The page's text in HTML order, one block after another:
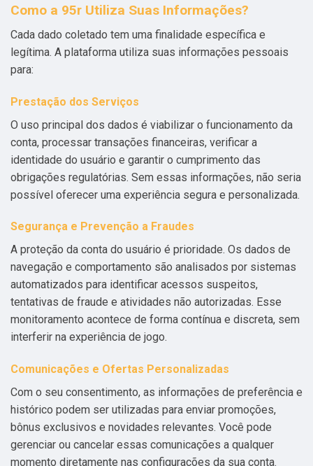
Como a 95r Utiliza Suas Informações?
Cada dado coletado tem uma finalidade específica e
legítima. A plataforma utiliza suas informações pessoais
para:
Prestação dos Serviços
O uso principal dos dados é viabilizar o funcionamento da
conta, processar transações financeiras, verificar a
identidade do usuário e garantir o cumprimento das
obrigações regulatórias. Sem essas informações, não seria
possível oferecer uma experiência segura e personalizada.
Segurança e Prevenção a Fraudes
A proteção da conta do usuário é prioridade. Os dados de
navegação e comportamento são analisados por sistemas
automatizados para identificar acessos suspeitos,
tentativas de fraude e atividades não autorizadas. Esse
monitoramento acontece de forma contínua e discreta, sem
interferir na experiência de jogo.
Comunicações e Ofertas Personalizadas
Com o seu consentimento, as informações de preferência e
histórico podem ser utilizadas para enviar promoções,
bônus exclusivos e novidades relevantes. Você pode
gerenciar ou cancelar essas comunicações a qualquer
momento diretamente nas configurações da sua conta.